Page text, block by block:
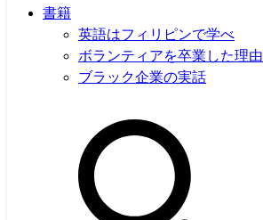
書籍
英語はフィリピンで学べ
ボランティアを卒業した理由
ブラック企業の実話